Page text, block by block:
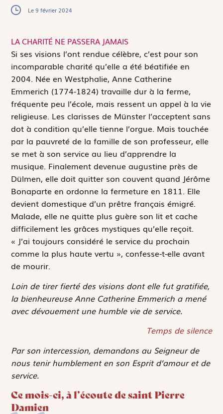
Le 9 février 2024
LA CHARITÉ NE PASSERA JAMAIS
Si ses visions l’ont rendue célèbre, c’est pour son
incomparable charité qu’elle a été béatifiée en
2004. Née en Westphalie, Anne Catherine
Emmerich (1774-1824) travaille dur à la ferme,
fréquente peu l’école, mais ressent un appel à la vie
religieuse. Les clarisses de Münster l’acceptent sans
dot à condition qu’elle tienne l’orgue. Mais touchée
par la pauvreté de la famille de son professeur, elle
se met à son service au lieu d’apprendre la
musique. Finalement devenue augustine près de
Dülmen, elle doit quitter son couvent quand Jérôme
Bonaparte en ordonne la fermeture en 1811. Elle
devient domestique d’un prêtre français émigré.
Malade, elle ne quitte plus guère son lit et cache
difficilement les grâces mystiques qu’elle reçoit.
« J’ai toujours considéré le service du prochain
comme la plus haute vertu », confesse-t-elle avant
de mourir.
Loin de tirer fierté des visions dont elle fut gratifiée,
la bienheureuse Anne Catherine Emmerich a mené
avec dévouement une humble vie de service.
Temps de silence
Par son intercession, demandons au Seigneur de
nous tenir humblement en son Esprit d’amour et de
service.
Ce mois-ci, à l’écoute de saint Pierre
Damien